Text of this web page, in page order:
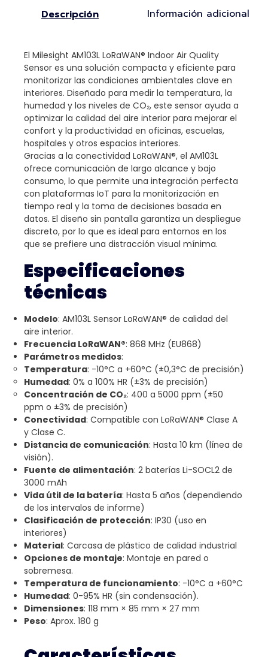
Descripción Información adicional
El Milesight AM103L LoRaWAN® Indoor Air Quality
Sensor es una solución compacta y eficiente para
monitorizar las condiciones ambientales clave en
interiores. Diseñado para medir la temperatura, la
humedad y los niveles de CO₂, este sensor ayuda a
optimizar la calidad del aire interior para mejorar el
confort y la productividad en oficinas, escuelas,
hospitales y otros espacios interiores.
Gracias a la conectividad LoRaWAN®, el AM103L
ofrece comunicación de largo alcance y bajo
consumo, lo que permite una integración perfecta
con plataformas IoT para la monitorización en
tiempo real y la toma de decisiones basada en
datos. El diseño sin pantalla garantiza un despliegue
discreto, por lo que es ideal para entornos en los
que se prefiere una distracción visual mínima.
Especificaciones
técnicas
Modelo: AM103L Sensor LoRaWAN® de calidad del
aire interior.
Frecuencia LoRaWAN®: 868 MHz (EU868)
Parámetros medidos:
Temperatura: -10°C a +60°C (±0,3°C de precisión)
Humedad: 0% a 100% HR (±3% de precisión)
Concentración de CO₂: 400 a 5000 ppm (±50
ppm o ±3% de precisión)
Conectividad: Compatible con LoRaWAN® Clase A
y Clase C.
Distancia de comunicación: Hasta 10 km (línea de
visión).
Fuente de alimentación: 2 baterías Li-SOCL2 de
3000 mAh
Vida útil de la batería: Hasta 5 años (dependiendo
de los intervalos de informe)
Clasificación de protección: IP30 (uso en
interiores)
Material: Carcasa de plástico de calidad industrial
Opciones de montaje: Montaje en pared o
sobremesa.
Temperatura de funcionamiento: -10°C a +60°C
Humedad: 0-95% HR (sin condensación).
Dimensiones: 118 mm × 85 mm × 27 mm
Peso: Aprox. 180 g